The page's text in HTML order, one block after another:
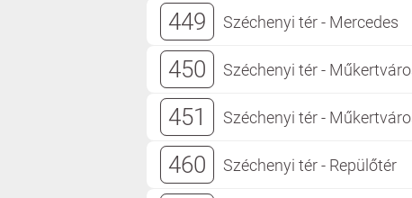
449 Széchenyi tér - Mercedes
450 Széchenyi tér -
451 Széchenyi tér -
460 Széchenyi tér - Repülőtér